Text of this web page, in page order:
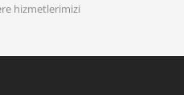
hizmetlerimizi